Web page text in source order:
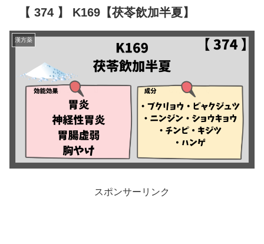
【 374 】 K169【茯苓飲加半夏】
漢方薬
スポンサーリンク